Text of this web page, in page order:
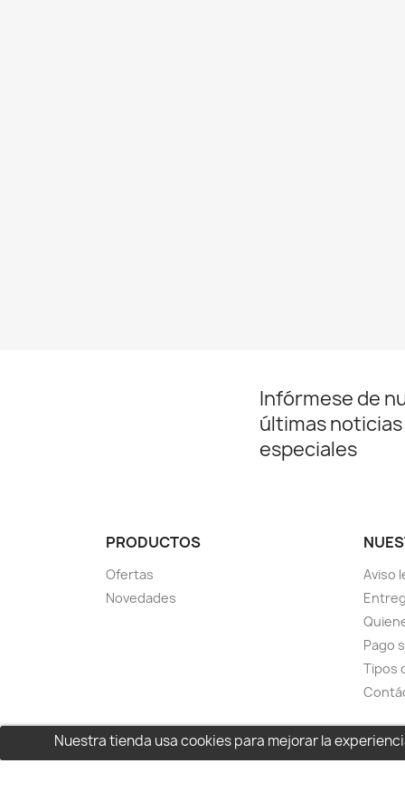
Nuestra tienda usa cookies para mejorar la
Infórmese de
últimas
especiales
PRODUCTOS
Ofertas
Novedades
Aviso
Pago
Tipos